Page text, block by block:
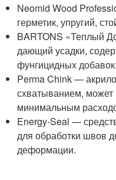
Neomid Wood
герметик, упругий,
BARTONS «Теплый
дающий усадки,
фунгицидных добавок;
Perma Chink —
схватыванием, может
минимальным
Energy-Seal —
для обработки швов
деформации.